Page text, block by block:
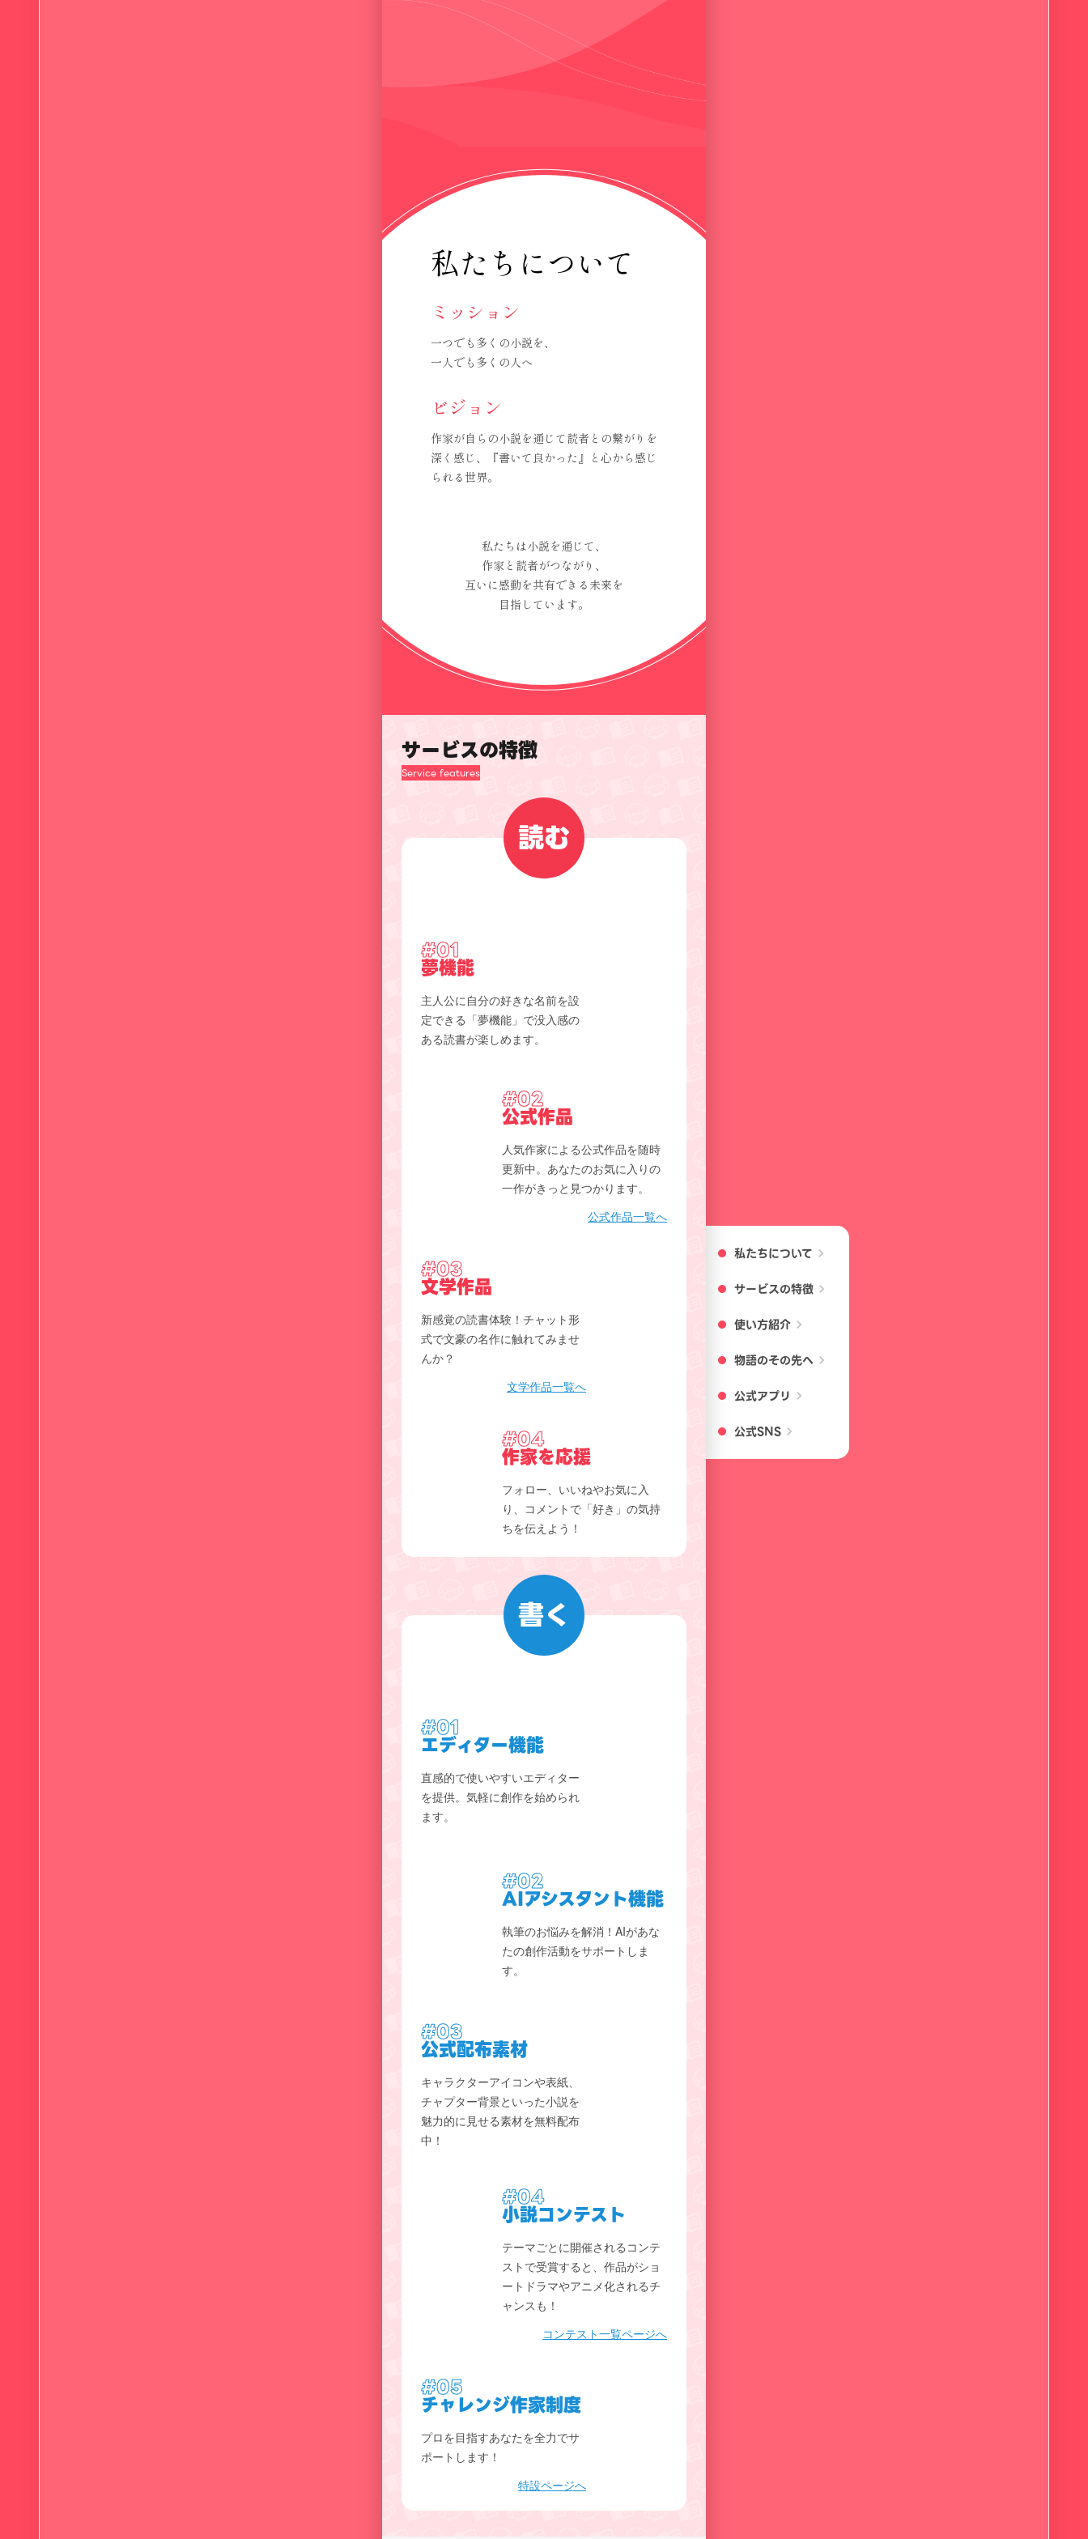
私たちについて chevron_right
サービスの特徴 chevron_right
使い方紹介 chevron_right
物語のその先へ chevron_right
公式アプリ chevron_right
公式SNS chevron_right
私たちについて
ミッション
一つでも多くの小説を、
一人でも多くの人へ
ビジョン
作家が自らの小説を通じて読者との繋がりを
深く感じ、『書いて良かった』と心から感じ
られる世界。
私たちは小説を通じて、
作家と読者がつながり、
互いに感動を共有できる未来を
目指しています。
サービスの特徴
Service features
読む
#01
夢機能
主人公に自分の好きな名前を設
定できる「夢機能」で没入感の
ある読書が楽しめます。
#02
公式作品
人気作家による公式作品を随時
更新中。あなたのお気に入りの
一作がきっと見つかります。
公式作品一覧へ
#03
文学作品
新感覚の読書体験！チャット形
式で文豪の名作に触れてみませ
んか？
文学作品一覧へ
#04
作家を応援
フォロー、いいねやお気に入
り、コメントで「好き」の気持
ちを伝えよう！
書く
#01
エディター機能
直感的で使いやすいエディター
を提供。気軽に創作を始められ
ます。
#02
AIアシスタント機能
執筆のお悩みを解消！AIがあな
たの創作活動をサポートしま
す。
#03
公式配布素材
キャラクターアイコンや表紙、
チャプター背景といった小説を
魅力的に見せる素材を無料配布
中！
#04
小説コンテスト
テーマごとに開催されるコンテ
ストで受賞すると、作品がショ
ートドラマやアニメ化されるチ
ャンスも！
コンテスト一覧ページへ
#05
チャレンジ作家制度
プロを目指すあなたを全力でサ
ポートします！
特設ページへ